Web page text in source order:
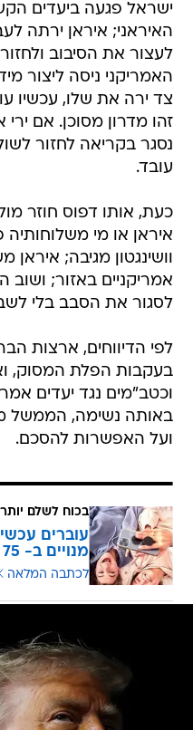
ישראל פגעה ביעדים
האיראני; איראן ירתה
לעצור את הסיבוב
האמריקני ניסה ליצור
צד ירה את שלו, עכשיו
זהו מדרון מסוכן. אם
נסגר בקריאה לחזור
עובד.
כעת, אותו דפוס חוזר
איראן או מי משלוחותיה
וושינגטון מגיבה;
אמריקניים באזור;
לסגור את הסבב בלי
לפי הדיווחים, ארצות
בעקבות הפלת המסוק,
וכטב"מים נגד יעדים
באותה נשימה, הממשל
ועל האפשרות להסכם.
בכוח לשלם
מנויים ב- 75 שקלים
לכתבה המלאה